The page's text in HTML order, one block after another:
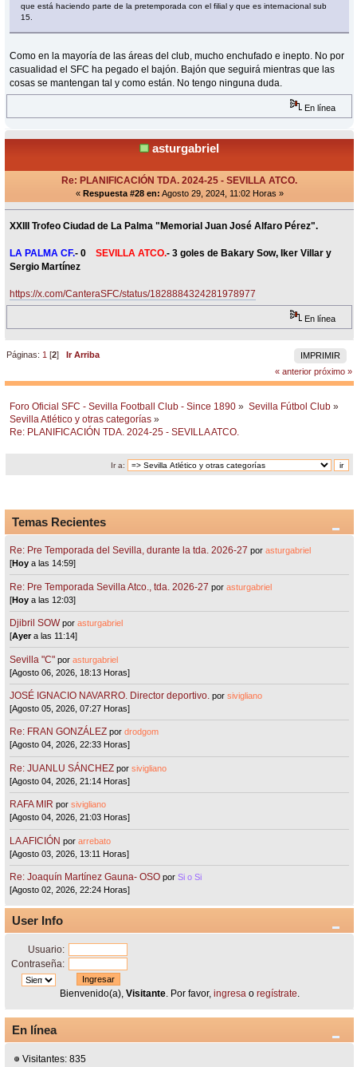
que está haciendo parte de la pretemporada con el filial y que es internacional sub
15.
Como en la mayoría de las áreas del club, mucho enchufado e inepto. No por
casualidad el SFC ha pegado el bajón. Bajón que seguirá mientras que las
cosas se mantengan tal y como están. No tengo ninguna duda.
En línea
asturgabriel
Re: PLANIFICACIÓN TDA. 2024-25 - SEVILLA ATCO.
« Respuesta #28 en: Agosto 29, 2024, 11:02 Horas »
XXIII Trofeo Ciudad de La Palma "Memorial Juan José Alfaro Pérez".
LA PALMA CF.- 0SEVILLA ATCO.- 3 goles de Bakary Sow, Iker Villar y
Sergio Martínez
https://x.com/CanteraSFC/status/1828884324281978977
En línea
IMPRIMIR
Páginas: 1 [2]
Ir Arriba
« anterior próximo »
Foro Oficial SFC - Sevilla Football Club - Since 1890 » Sevilla Fútbol Club »
Sevilla Atlético y otras categorías »
Re: PLANIFICACIÓN TDA. 2024-25 - SEVILLA ATCO.
Ir a:
Temas Recientes
Re: Pre Temporada del Sevilla, durante la tda. 2026-27 porasturgabriel
[Hoy a las 14:59]
Re: Pre Temporada Sevilla Atco., tda. 2026-27 porasturgabriel
[Hoy a las 12:03]
Djibril SOW porasturgabriel
[Ayera las 11:14]
Sevilla "C"porasturgabriel
[Agosto 06, 2026, 18:13 Horas]
JOSÉ IGNACIO NAVARRO. Director deportivo. porsivigliano
[Agosto 05, 2026, 07:27 Horas]
Re: FRAN GONZÁLEZ pordrodgom
[Agosto 04, 2026, 22:33 Horas]
Re: JUANLU SÁNCHEZ porsivigliano
[Agosto 04, 2026, 21:14 Horas]
RAFA MIR porsivigliano
[Agosto 04, 2026, 21:03 Horas]
LA AFICIÓN porarrebato
[Agosto 03, 2026, 13:11 Horas]
Re: Joaquín Martínez Gauna- OSO porSi o Si
[Agosto 02, 2026, 22:24 Horas]
User Info
Usuario:
Contraseña:
Bienvenido(a), Visitante. Por favor, ingresao regístrate.
En línea
Visitantes: 835